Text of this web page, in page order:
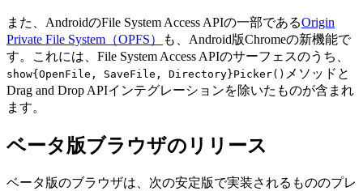
また、AndroidのFile System Access APIの一部であるOrigin
Private File System（OPFS）
も、Android版Chromeの新機能で
す。これには、File System Access APIのサーフェスのうち、
show{OpenFile, SaveFile, Directory}Picker() メソッドと
Drag and Drop APIインテグレーションを除いたものが含まれ
ます。
ベータ版ブラウザのリリース
ベータ版のブラウザは、次の安定版で実装されるもののプレ